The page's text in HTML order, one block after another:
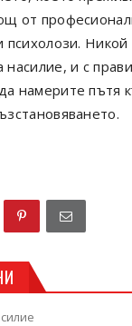
от
психолози. Никой
и с
намерите пътя